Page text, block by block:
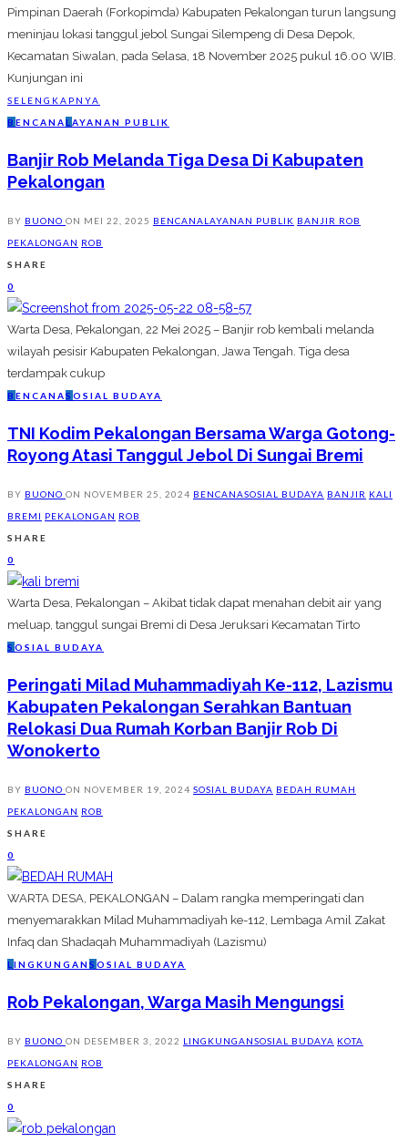
Pimpinan Daerah (Forkopimda) Kabupaten Pekalongan turun langsung
meninjau lokasi tanggul jebol Sungai Silempeng di Desa Depok,
Kecamatan Siwalan, pada Selasa, 18 November 2025 pukul 16.00 WIB.
Kunjungan ini
SELENGKAPNYA
B ENCANAL AYANAN PUBLIK
Banjir Rob Melanda Tiga Desa Di Kabupaten
Pekalongan
BY BUONO ON MEI 22, 2025 BENCANALAYANAN PUBLIK BANJIR ROB
PEKALONGAN ROB
SHARE
0
Warta Desa, Pekalongan, 22 Mei 2025 – Banjir rob kembali melanda
wilayah pesisir Kabupaten Pekalongan, Jawa Tengah. Tiga desa
terdampak cukup
B ENCANAS OSIAL BUDAYA
TNI Kodim Pekalongan Bersama Warga Gotong-
Royong Atasi Tanggul Jebol Di Sungai Bremi
BY BUONO ON NOVEMBER 25, 2024 BENCANASOSIAL BUDAYA BANJIR KALI
BREMI PEKALONGAN ROB
SHARE
0
Warta Desa, Pekalongan – Akibat tidak dapat menahan debit air yang
meluap, tanggul sungai Bremi di Desa Jeruksari Kecamatan Tirto
S OSIAL BUDAYA
Peringati Milad Muhammadiyah Ke-112, Lazismu
Kabupaten Pekalongan Serahkan Bantuan
Relokasi Dua Rumah Korban Banjir Rob Di
Wonokerto
BY BUONO ON NOVEMBER 19, 2024 SOSIAL BUDAYA BEDAH RUMAH
PEKALONGAN ROB
SHARE
0
WARTA DESA, PEKALONGAN – Dalam rangka memperingati dan
menyemarakkan Milad Muhammadiyah ke-112, Lembaga Amil Zakat
Infaq dan Shadaqah Muhammadiyah (Lazismu)
L INGKUNGAN S OSIAL BUDAYA
Rob Pekalongan, Warga Masih Mengungsi
BY BUONO ON DESEMBER 3, 2022 LINGKUNGANSOSIAL BUDAYA KOTA
PEKALONGAN ROB
SHARE
0